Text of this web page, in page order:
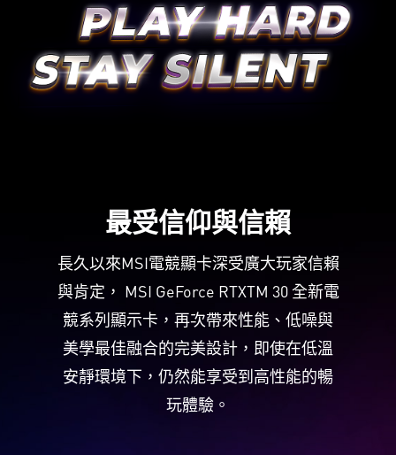
最受信仰與信賴
長久以來MSI電競顯卡深受廣大玩家信賴
與肯定， MSI GeForce RTXTM 30 全新電
競系列顯示卡，再次帶來性能、低噪與
美學最佳融合的完美設計，即使在低溫
安靜環境下，仍然能享受到高性能的暢
玩體驗。